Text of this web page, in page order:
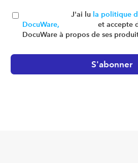
J'ai lu la politique
DocuWare,
et accepte
DocuWare à propos de ses